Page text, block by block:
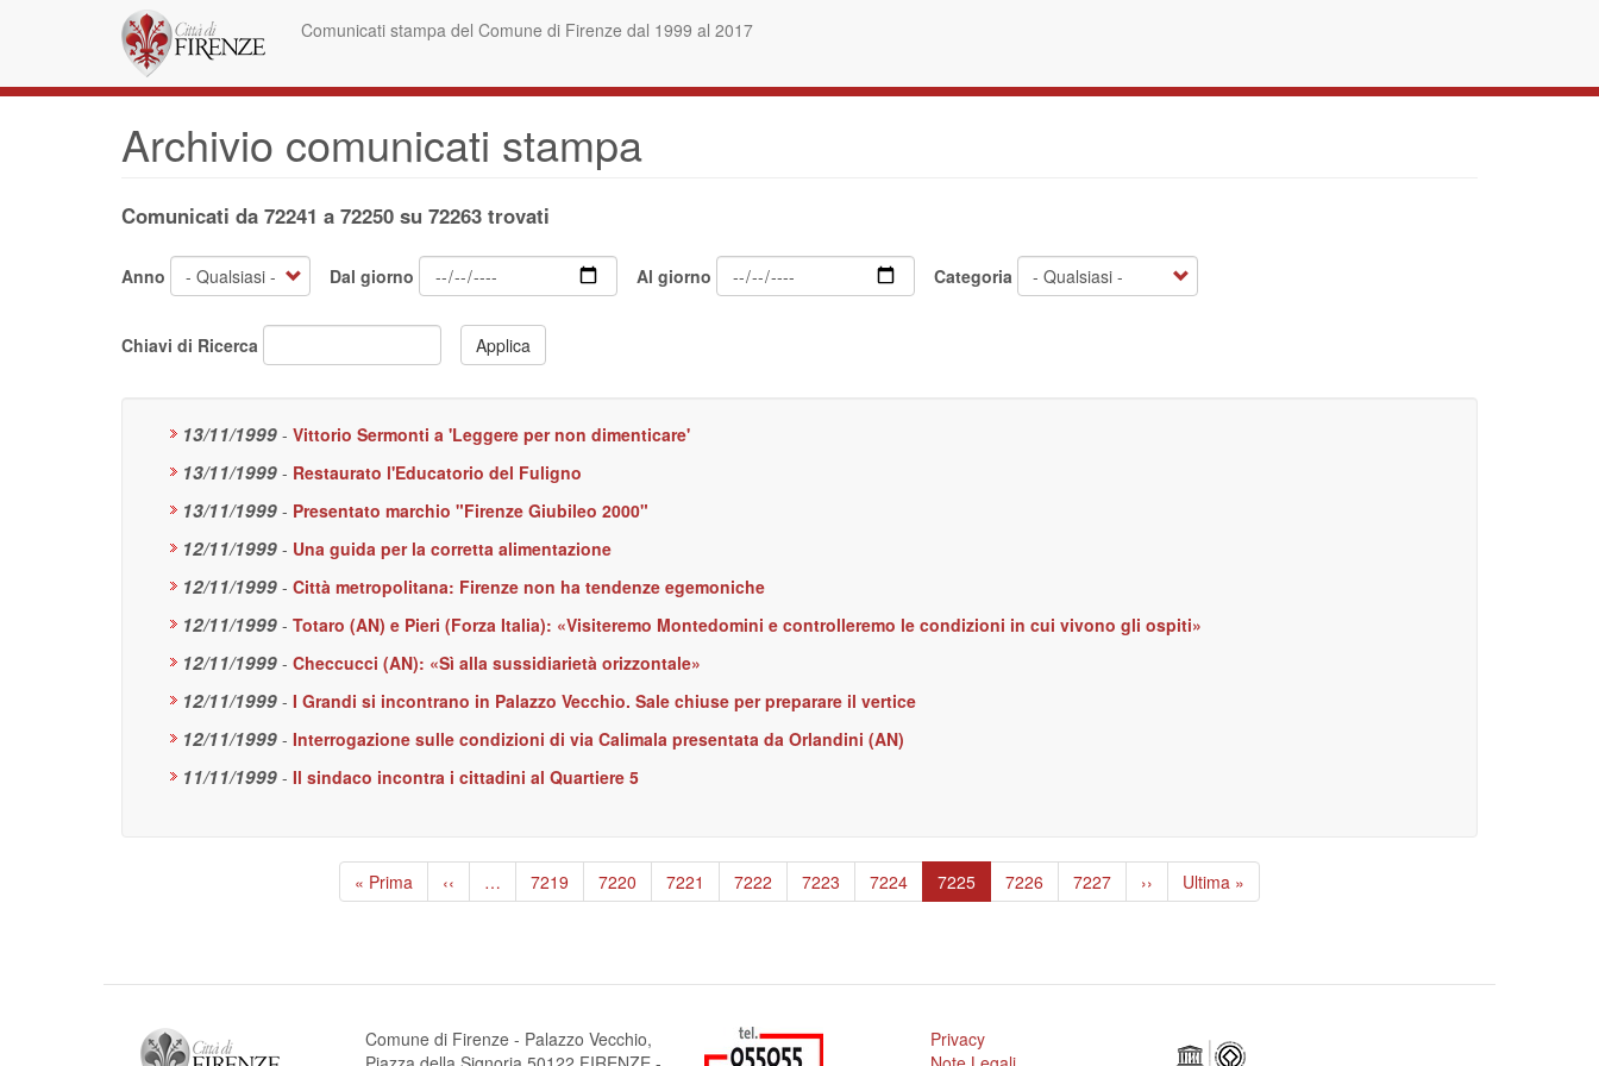
principale
Comunicati stampa del Comune di Firenze dal 1999 al 2017
Archivio comunicati stampa
Comunicati da 72241 a 72250 su 72263 trovati
Anno Dal giorno Al giorno Categoria
Chiavi di Ricerca Applica
13/11/1999 - Vittorio Sermonti a 'Leggere per non dimenticare'
13/11/1999 - Restaurato l'Educatorio del Fuligno
13/11/1999 - Presentato marchio "Firenze Giubileo 2000"
12/11/1999 - Una guida per la corretta alimentazione
12/11/1999 - Città metropolitana: Firenze non ha tendenze egemoniche
12/11/1999 - Totaro (AN) e Pieri (Forza Italia): «Visiteremo Montedomini e controlleremo le condizioni in cui vivono gli ospiti»
12/11/1999 - Checcucci (AN): «Sì alla sussidiarietà orizzontale»
12/11/1999 - I Grandi si incontrano in Palazzo Vecchio. Sale chiuse per preparare il vertice
12/11/1999 - Interrogazione sulle condizioni di via Calimala presentata da Orlandini (AN)
11/11/1999 - Il sindaco incontra i cittadini al Quartiere 5
Prima
pagina
« Prima
Pagina
precedente
‹‹ … Page
7219 Page
7220 Page
7221 Page
7222 Page
7223 Page
7224
Pagina
attuale
7225 Page
7226 Page
7227
Pagina
successiva
››
Ultima
pagina
Ultima »
Comune di Firenze - Palazzo Vecchio,
Privacy